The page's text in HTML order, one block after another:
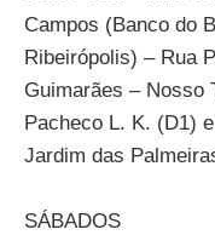
Campos (Banco do
Ribeirópolis) – Rua
Guimarães – Nosso
Pacheco L. K. (D1)
Jardim das
SÁBADOS